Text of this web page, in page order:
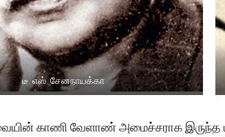
டீ. எஸ். சேனநாயக்கா
காணி வேளாண் அமைச்சராக இருந்த டீ.